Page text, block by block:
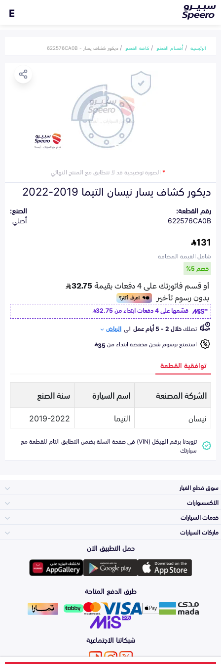
E
الرئيسية أقسام القطع كافة القطع ديكور كشاف يسار - 622576CA0B
*الصورة توضيحية قد لا تتطابق مع المنتج النهائي
ديكور كشاف يسار نيسان التيما 2019-2022
رقم القطعة:
622576CA0B
الصنع:
أصلي
131
شامل القيمة المضافة
خصم 5%
قسّمها على 4 دفعات ابتداء من
32.75
تصلكخلال 2 - 5 أيام عمل الى الرياض
استمتع برسوم شحن مخفضة ابتداء من35
توافقية القطعة
الشركة المصنعة اسم السيارة
سنة الصنع
نيسان
التيما 2019-2022
تزويدنا برقم الهيكل (VIN) في صفحة السلة يضمن التطابق التام للقطعة مع
سيارتك
سوق قطع الغيار
المكائن، القيرات
وملحقاتها
الشمعات
والاصطبات (الاضاءة)
الفرامل والأقمشة
الاكسسوارات
لوازم الرحلات
اكسسوارات العناية
الزيوت و السوائل
خدمات السيارات
الأكثر مبيعاً
التلميع والعناية
اصلاح الطلاء
ماركات السيارات
تويوتا
هيونداي
كيا
حمل التطبيق الان
طرق الدفع المتاحة
شبكاتنا الاجتماعية